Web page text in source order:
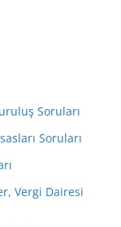
Soruları
Soruları
Vergi Dairesi